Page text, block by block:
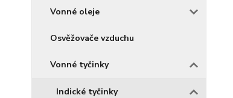
Vonné oleje
Osvěžovače vzduchu
Vonné tyčinky
Indické tyčinky